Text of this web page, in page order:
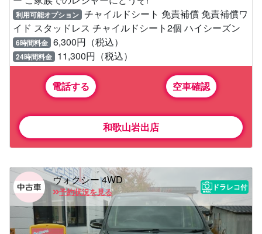
利用可能オプション チャイルドシート 免責補償 免責補償ワ
イド スタッドレス チャイルドシート2個 ハイシーズン
6時間料金 6,300円（税込）
24時間料金 11,300円（税込）
電話する 空車確認
和歌山岩出店
ヴォクシー 4WD
予約状況を見る
ドラレコ付